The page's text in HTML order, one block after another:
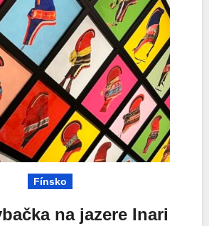
Fínsko
na jazere Inari